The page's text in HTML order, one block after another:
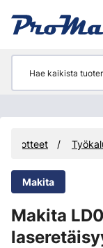
Tuotteet
Makita
Makita